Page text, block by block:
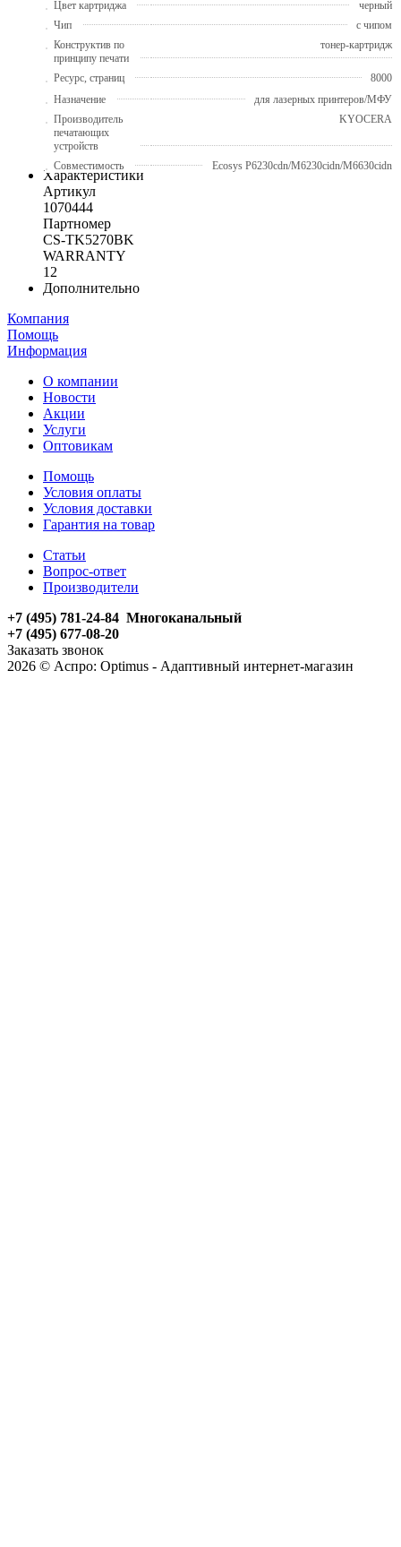
Цвет картриджа
черный
Чип
с чипом
Конструктив по
принципу печати
тонер-картридж
Ресурс, страниц
8000
Назначение
для лазерных принтеров/МФУ
Производитель
печатающих
устройств
KYOCERA
Совместимость Ecosys P6230cdn/M6230cidn/M6630cidn
Характеристики
Артикул
1070444
Партномер
CS-TK5270BK
WARRANTY
12
Дополнительно
Компания
Помощь
Информация
О компании
Новости
Акции
Услуги
Оптовикам
Помощь
Условия оплаты
Условия доставки
Гарантия на товар
Статьи
Вопрос-ответ
Производители
+7 (495) 781-24-84 Многоканальный
+7 (495) 677-08-20
Заказать звонок
2026 © Аспро: Optimus - Адаптивный интернет-магазин